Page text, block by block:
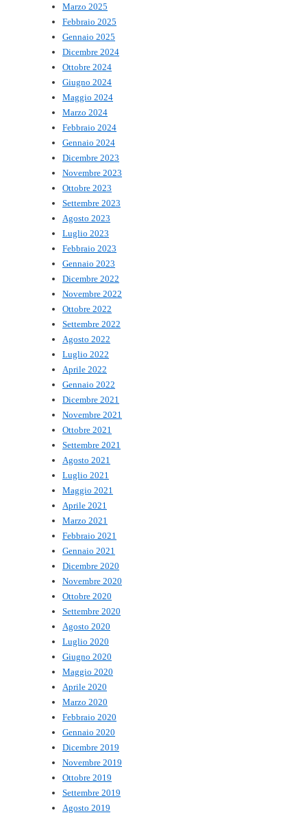
Marzo 2025
Febbraio 2025
Gennaio 2025
Dicembre 2024
Ottobre 2024
Giugno 2024
Maggio 2024
Marzo 2024
Febbraio 2024
Gennaio 2024
Dicembre 2023
Novembre 2023
Ottobre 2023
Settembre 2023
Agosto 2023
Luglio 2023
Febbraio 2023
Gennaio 2023
Dicembre 2022
Novembre 2022
Ottobre 2022
Settembre 2022
Agosto 2022
Luglio 2022
Aprile 2022
Gennaio 2022
Dicembre 2021
Novembre 2021
Ottobre 2021
Settembre 2021
Agosto 2021
Luglio 2021
Maggio 2021
Aprile 2021
Marzo 2021
Febbraio 2021
Gennaio 2021
Dicembre 2020
Novembre 2020
Ottobre 2020
Settembre 2020
Agosto 2020
Luglio 2020
Giugno 2020
Maggio 2020
Aprile 2020
Marzo 2020
Febbraio 2020
Gennaio 2020
Dicembre 2019
Novembre 2019
Ottobre 2019
Settembre 2019
Agosto 2019